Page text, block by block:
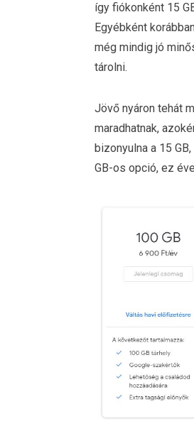
így fiókonként 15
Egyébként
még mindig jó
tárolni.
Jövő nyáron tehát
maradhatnak,
bizonyulna a 15
GB-os opció, ez